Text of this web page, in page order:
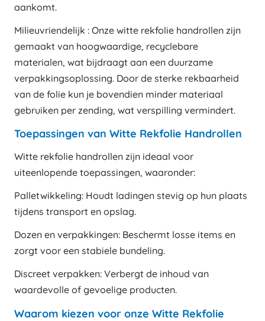
aankomt.
Milieuvriendelijk : Onze witte rekfolie handrollen zijn
gemaakt van hoogwaardige, recyclebare
materialen, wat bijdraagt aan een duurzame
verpakkingsoplossing. Door de sterke rekbaarheid
van de folie kun je bovendien minder materiaal
gebruiken per zending, wat verspilling vermindert.
Toepassingen van Witte Rekfolie Handrollen
Witte rekfolie handrollen zijn ideaal voor
uiteenlopende toepassingen, waaronder:
Palletwikkeling: Houdt ladingen stevig op hun plaats
tijdens transport en opslag.
Dozen en verpakkingen: Beschermt losse items en
zorgt voor een stabiele bundeling.
Discreet verpakken: Verbergt de inhoud van
waardevolle of gevoelige producten.
Waarom kiezen voor onze Witte Rekfolie